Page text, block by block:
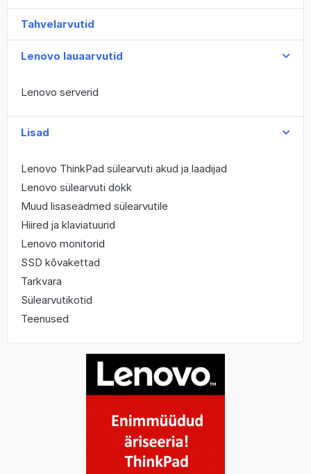
Tahvelarvutid
Lenovo lauaarvutid
Lenovo serverid
Lisad
Lenovo ThinkPad sülearvuti akud ja laadijad
Lenovo sülearvuti dokk
Muud lisaseadmed sülearvutile
Hiired ja klaviatuurid
Lenovo monitorid
SSD kõvakettad
Tarkvara
Sülearvutikotid
Teenused